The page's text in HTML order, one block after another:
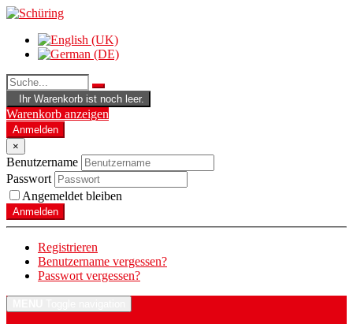
Ihr Warenkorb ist noch leer.
Warenkorb anzeigen
Anmelden
×
Benutzername
Passwort
Angemeldet bleiben
Anmelden
Registrieren
Benutzername vergessen?
Passwort vergessen?